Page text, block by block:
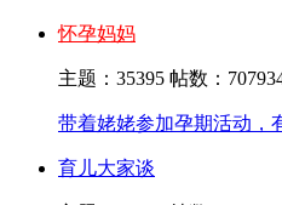
怀孕妈妈
主题：35395 帖数：
带着姥姥参加孕期活动，
育儿大家谈